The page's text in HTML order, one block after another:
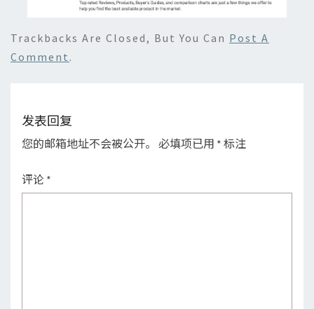
Trackbacks Are Closed, But You Can Post A
Comment .
发表回复
您的邮箱地址不会被公开。 必填项已用 * 标注
评论 *